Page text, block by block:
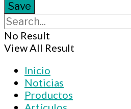
No Result
View All Result
Inicio
Noticias
Productos